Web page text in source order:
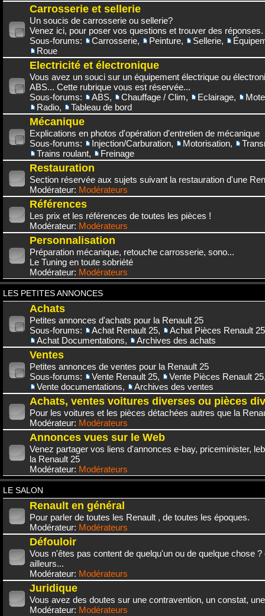
Carrosserie et sellerie
Un soucis de carrosserie ou sellerie?
Venez ici, pour poser vos questions et trouver des réponses.
Sous-forums:
Carrosserie, Peinture, Sellerie,
Roue
Electricité et électronique
Vous avez un souci sur un équipement électrique ou
ABS... Cette rubrique vous est réservée...
Sous-forums:
ABS, Chauffage / Clim, Eclairage,
Radio, Tableau de bord
Mécanique
Explications en photos d'opération d'entretien de mécanique
Sous-forums:
Injection/Carburation, Motorisation,
Trains roulant, Freinage
Restauration
Section réservée aux sujets suivant la restauration d'une
Modérateur: Modérateurs
Références
Les prix et les références de toutes les pièces !
Modérateur: Modérateurs
Personnalisation
Préparation mécanique, retouche carrosserie, sono...
Le Tuning en toute sobriété
Modérateur: Modérateurs
LES PETITES ANNONCES
Achats
Petites annonces d'achats pour la Renault 25
Sous-forums:
Achat Renault 25,
Achat Pièces Renault 25
Achat Documentations, Archives des achats
Ventes
Petites annonces de ventes pour la Renault 25
Sous-forums:
Vente Renault 25, Vente Pièces Renault 25
Vente documentations, Archives des ventes
Achats, ventes voitures diverses ou pièces
Pour les voitures et les pièces détachées autres que la
Modérateur: Modérateurs
Annonces vues sur le Web
Venez partager vos liens d'annonces e-bay, priceminister,
la Renault 25
Modérateur: Modérateurs
LE SALON
Renault en général
Pour parler de toutes les Renault , de toutes les époques.
Modérateur: Modérateurs
Défouloir
Vous n'êtes pas content de quelqu'un ou de quelque chose
ailleurs...
Modérateur: Modérateurs
Juridique
Vous avez des doutes sur une contravention, un constat,
Modérateur: Modérateurs